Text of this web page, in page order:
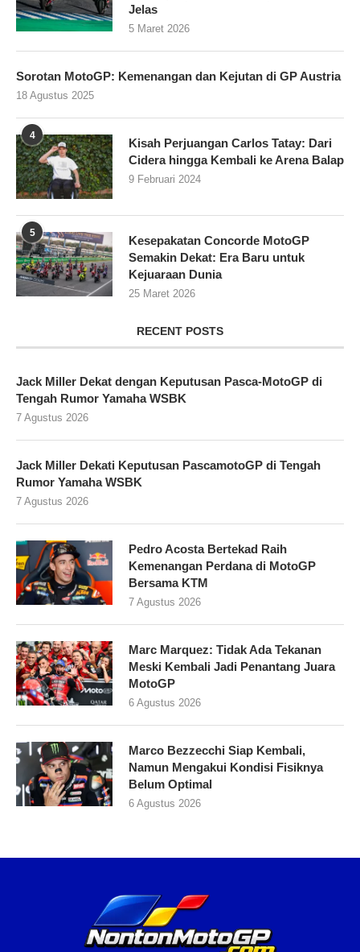
Jelas
5 Maret 2026
Sorotan MotoGP: Kemenangan dan Kejutan di GP Austria
18 Agustus 2025
4
Kisah Perjuangan Carlos Tatay: Dari
Cidera hingga Kembali ke Arena Balap
9 Februari 2024
5
Kesepakatan Concorde MotoGP
Semakin Dekat: Era Baru untuk
Kejuaraan Dunia
25 Maret 2026
RECENT POSTS
Jack Miller Dekat dengan Keputusan Pasca-MotoGP di
Tengah Rumor Yamaha WSBK
7 Agustus 2026
Jack Miller Dekati Keputusan PascamotoGP di Tengah
Rumor Yamaha WSBK
7 Agustus 2026
Pedro Acosta Bertekad Raih
Kemenangan Perdana di MotoGP
Bersama KTM
7 Agustus 2026
Marc Marquez: Tidak Ada Tekanan
Meski Kembali Jadi Penantang Juara
MotoGP
6 Agustus 2026
Marco Bezzecchi Siap Kembali,
Namun Mengakui Kondisi Fisiknya
Belum Optimal
6 Agustus 2026